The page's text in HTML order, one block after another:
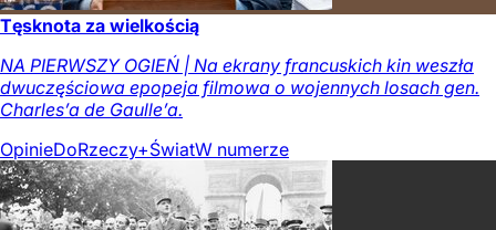
Tęsknota za wielkością
NA PIERWSZY OGIEŃ | Na ekrany francuskich kin weszła
dwuczęściowa epopeja filmowa o wojennych losach gen.
Charles’a de Gaulle’a.
OpinieDoRzeczy+ŚwiatW numerze